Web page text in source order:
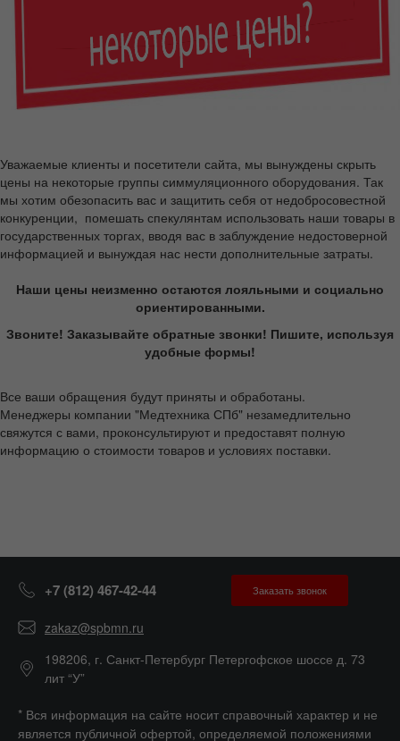
Уважаемые клиенты и посетители сайта, мы вынуждены скрыть
цены на некоторые группы симмуляционного оборудования. Так
мы хотим обезопасить вас и защитить себя от недобросовестной
конкуренции, помешать спекулянтам использовать наши товары в
государственных торгах, вводя вас в заблуждение недостоверной
информацией и вынуждая нас нести дополнительные затраты.
Наши цены неизменно остаются лояльными и социально
ориентированными.
Звоните! Заказывайте обратные звонки! Пишите, используя
удобные формы!
Все ваши обращения будут приняты и обработаны.
Менеджеры компании "Медтехника СПб" незамедлительно
свяжутся с вами, проконсультируют и предоставят полную
информацию о стоимости товаров и условиях поставки.
+7 (812) 467-42-44 Заказать звонок
zakaz@spbmn.ru
198206, г. Санкт-Петербург Петергофское шоссе д. 73
лит “У”
* Вся информация на сайте носит справочный характер и не
является публичной офертой, определяемой положениями